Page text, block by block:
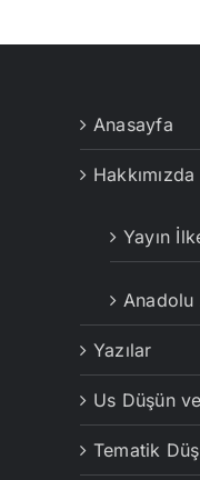
Anasayfa
Hakkımızda
Yayın
Anadolu
Yazılar
Us Düşün
Tematik